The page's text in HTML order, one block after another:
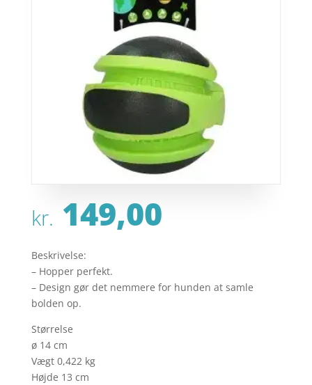
kr. 149,00
Beskrivelse:
– Hopper perfekt.
– Design gør det nemmere for hunden at samle
bolden op.
Størrelse
ø 14 cm
Vægt 0,422 kg
Højde 13 cm